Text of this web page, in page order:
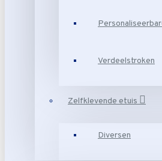
Verdeelstroken
Zelfklevende etuis
Diversen